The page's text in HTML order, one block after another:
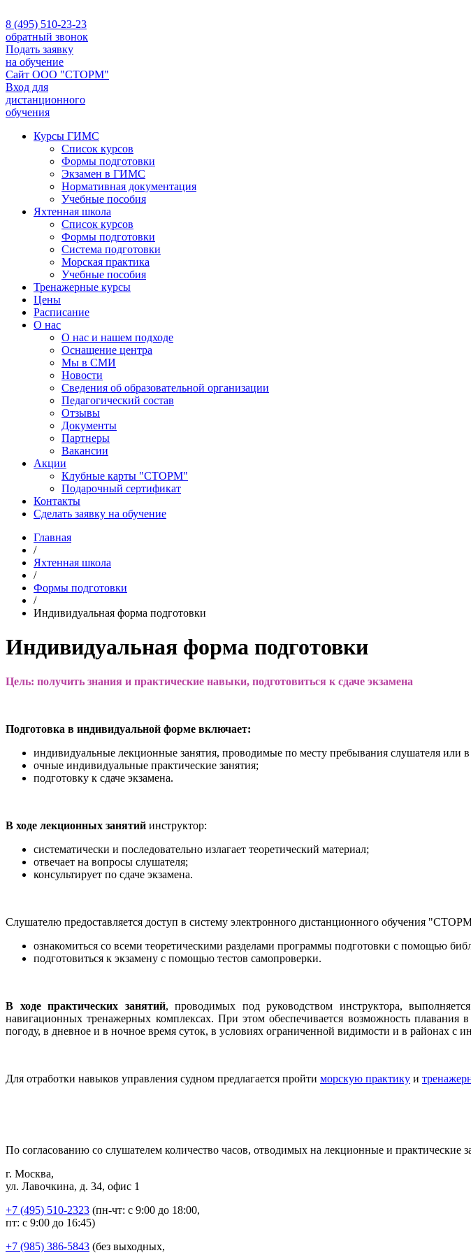
8 (495) 510-23-23
обратный звонок
Подать заявку
на обучение
Сайт ООО "СТОРМ"
Вход для
дистанционного
обучения
Курсы ГИМС
Список курсов
Формы подготовки
Экзамен в ГИМС
Нормативная документация
Учебные пособия
Яхтенная школа
Список курсов
Формы подготовки
Cистема подготовки
Морская практика
Учебные пособия
Тренажерные курсы
Цены
Расписание
О нас
О нас и нашем подходе
Оснащение центра
Мы в СМИ
Новости
Сведения об образовательной организации
Педагогический состав
Отзывы
Документы
Партнеры
Вакансии
Акции
Клубные карты "СТОРМ"
Подарочный сертификат
Контакты
Сделать заявку на обучение
Главная
/
Яхтенная школа
/
Формы подготовки
/
Индивидуальная форма подготовки
Индивидуальная форма подготовки
Цель: получить знания и практические навыки, подготовиться к сдаче экзамена
Подготовка в индивидуальной форме включает:
индивидуальные лекционные занятия, проводимые по месту пребывания слушателя или
очные индивидуальные практические занятия;
подготовку к сдаче экзамена.
В ходе лекционных занятий инструктор:
систематически и последовательно излагает теоретический материал;
отвечает на вопросы слушателя;
консультирует по сдаче экзамена.
Cлушателю предоставляется доступ в систему электронного дистанционного обучения
ознакомиться со всеми теоретическими разделами программы подготовки с помощью
подготовиться к экзамену с помощью тестов самопроверки.
В ходе практических занятий, проводимых под руководством инструктора,
навигационных тренажерных комплексах. При этом обеспечивается возможность
погоду, в дневное и в ночное время суток, в условиях ограниченной видимости и в районах с
Для отработки навыков управления судном предлагается пройти морскую практику и
По согласованию со слушателем количество часов, отводимых на лекционные и практические
г. Москва,
ул. Лавочкина, д. 34, офис 1
+7 (495) 510-2323 (пн-чт: с 9:00 до 18:00,
пт: с 9:00 до 16:45)
+7 (985) 386-5843 (без выходных,